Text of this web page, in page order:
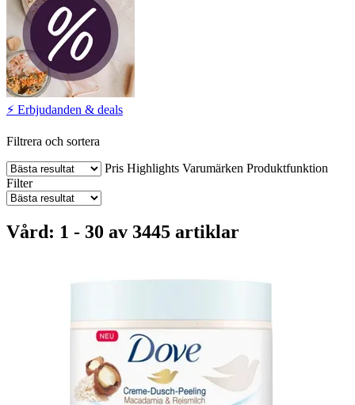
⚡️ Erbjudanden & deals
Filtrera och sortera
Pris Highlights Varumärken Produktfunktion
Filter
Vård: 1 - 30 av 3445 artiklar